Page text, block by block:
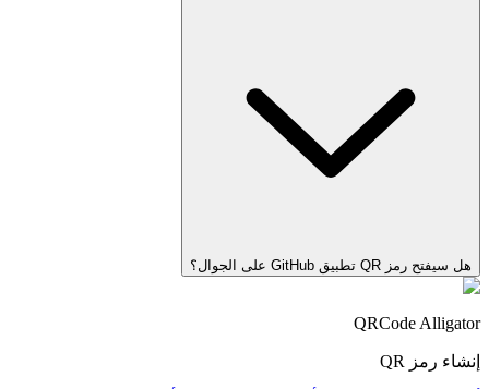
هل سيفتح رمز QR تطبيق GitHub على الجوال؟
QRCode Alligator
إنشاء رمز QR